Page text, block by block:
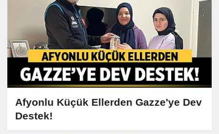
Afyonlu Küçük Ellerden Gazze'ye Dev
Destek!